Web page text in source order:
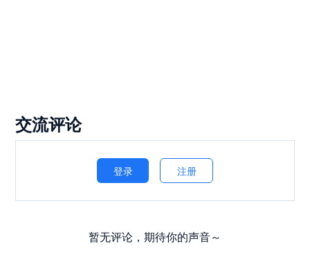
交流评论
登录 注册
暂无评论，期待你的声音～